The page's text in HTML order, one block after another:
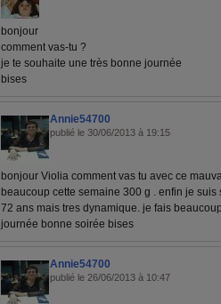
bonjour
comment vas-tu ?
je te souhaite une très bonne journée
bises
Annie54700
publié le 30/06/2013 à 19:15
bonjour Violia comment vas tu avec ce
beaucoup cette semaine 300 g . enfin je
72 ans mais tres dynamique. je fais
journée bonne soirée bises
Annie54700
publié le 26/06/2013 à 10:47